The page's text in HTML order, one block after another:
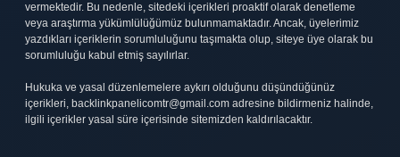
vermektedir. Bu nedenle, sitedeki içerikleri proaktif olarak denetleme
veya araştırma yükümlülüğümüz bulunmamaktadır. Ancak, üyelerimiz
yazdıkları içeriklerin sorumluluğunu taşımakta olup, siteye üye olarak bu
sorumluluğu kabul etmiş sayılırlar.
Hukuka ve yasal düzenlemelere aykırı olduğunu düşündüğünüz
içerikleri, backlinkpanelicomtr@gmail.com adresine bildirmeniz halinde,
ilgili içerikler yasal süre içerisinde sitemizden kaldırılacaktır.